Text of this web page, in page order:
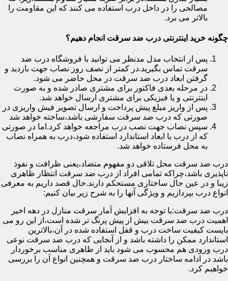
مصالحی را در داخل درب استفاده می کنند که این مقاومت را
بالاتر می برد.
چگونه خرید اینترنتی درب ضد سرقت انجام دهیم؟
پس از انتخاب مدل مدنظر می توانید با فروشگاه درب ضد
سرقت تماس بگیرید.در کمتر از نصف روز نصاب جهت بازدید و
گرفتن ابعاد درب ضد سرقت در محل حاضر می شود.
در مرحله بعدی فاکتور برای مشتری صادر شده و به صورت
اینترنتی و یا فیزیکی برای مشتری ارسال خواهد شد.
پس از واریز مبلغ پیش پرداخت و ارسال تصویر فیش واریزی در
صورتی که درب ضد سرقت سفارشی باشد،ساخته خواهد شد
سپس نصاب جهت نصب درب مراجعه خواهد کرد.اما در صورتی
که از درب با ابعاد استاندارد استفاده شود،درب به همراه نصاب
به محل فرستاده خواهد شد.
درب ضد سرقت محل تلاقی دو مفهوم متضاد،یعنی ظرافت و نفوذ
ناپذیری باشد،چراکه تمامی افراد از درب ضد سرقت انتظار ظاهری
زیبا و در عین حال ساختاری مستحکم دارند.حال قصد داریم به معرفی
انواع درب بپردازیم و ویژگی آنها را به شرح زیر بیان کنیم:
درب ضد سرقت:با توجه به افزایش آمار سرقت منازل در دهه اخیر
اهمیت درب ضد سرقت بیش از پیش پرنگ تر شده است،از این رو می
بایست کیفیت ساخت درب و قفل استفاده شده در آن،بالاترین
استاندارد ممکن را داشته باشد و از آنجایی که درب ضد سرقت نوعی
درب ورودی هم محسوب می شود باید از ظاهری مناسب برخوردار
باشد در ادامه ساختار درب ضد سرقت و همچنین انواع آن را بررسی
خواهیم کرد.